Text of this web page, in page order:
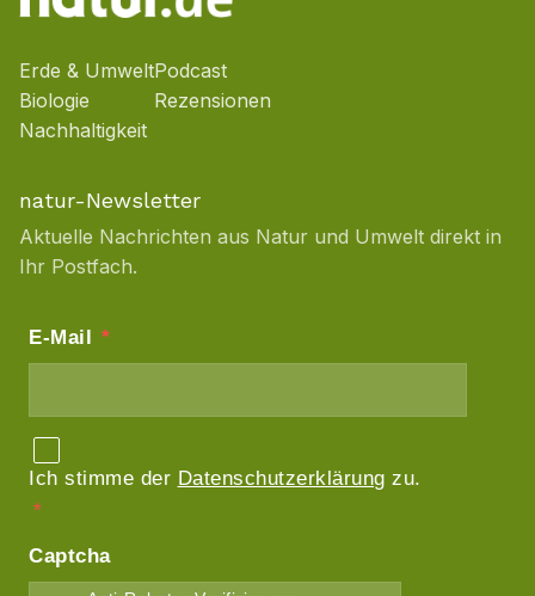
Erde & Umwelt
Biologie
Nachhaltigkeit
Podcast
Rezensionen
natur-Newsletter
Aktuelle Nachrichten aus Natur und Umwelt direkt in
Ihr Postfach.